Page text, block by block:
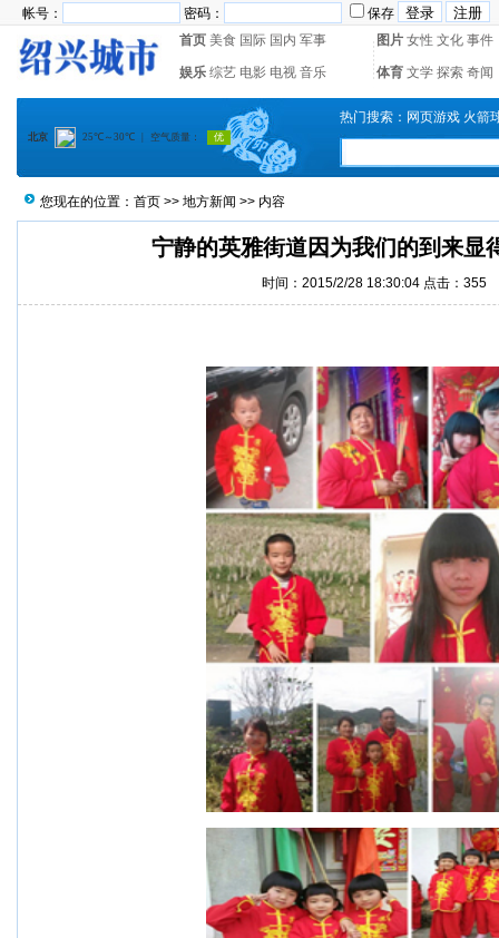
帐号： 密码：
保存
首页 美食 国际 国内 军事 图片 女性 文化 事件
娱乐 综艺 电影 电视 音乐 体育 文学 探索 奇闻
热门搜索： 网页游戏 火箭
您现在的位置： 首页 >> 地方新闻 >> 内容
宁静的英雅街道因为我们的到来显
时间：2015/2/28 18:30:04 点击： 355